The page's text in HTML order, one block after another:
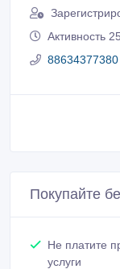
Активность
88634377380
Покупайте
Не платите
услуги